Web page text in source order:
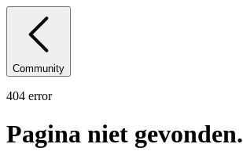
Community
404 error
Pagina niet gevonden.